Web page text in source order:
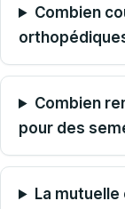
Combien
Combien
pour des
La